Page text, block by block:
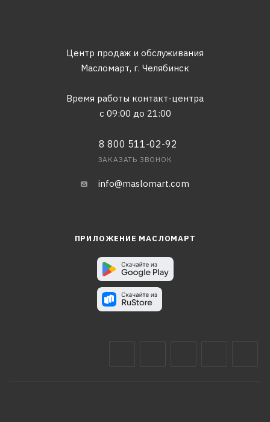
Центр продаж и обслуживания
Масломарт, г. Челябинск
Время работы контакт-центра
с 09:00 до 21:00
8 800 511-02-92
ЗАКАЗАТЬ ЗВОНОК
info@maslomart.com
ПРИЛОЖЕНИЕ МАСЛОМАРТ